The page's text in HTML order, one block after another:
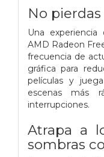
No
Una
AMD Radeon
frecuencia de
gráfica para
películas y
escenas más
interrupciones.
Atrapa a
sombras